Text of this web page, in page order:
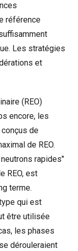
référence
Les stratégies
et
(REO)
encore, les
de
de REO.
rapides"
REO, est
terme.
qui est
être utilisée
les phases
dérouleraient